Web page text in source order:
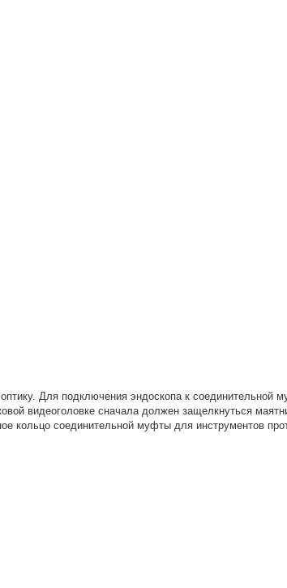
Для подключения эндоскопа к соединительной
видеоголовке сначала должен защелкнуться
кольцо соединительной муфты для инструментов